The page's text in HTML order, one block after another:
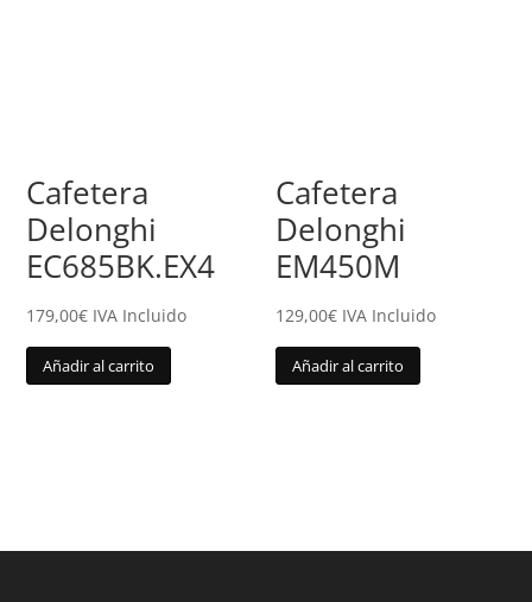
Cafetera
Delonghi
EC685BK.EX4
179,00€ IVA Incluido
Añadir al carrito
Cafetera
Delonghi
EM450M
129,00€ IVA Incluido
Añadir al carrito